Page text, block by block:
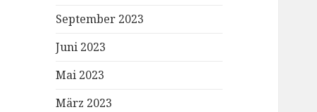
September 2023
Juni 2023
Mai 2023
März 2023